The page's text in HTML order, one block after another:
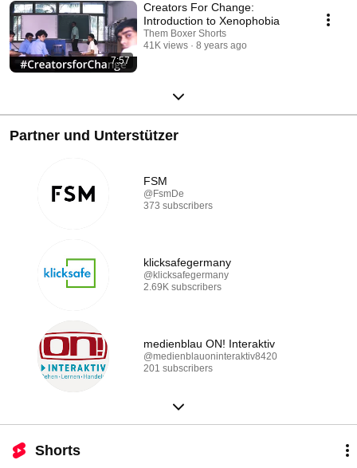
7:57
Creators For Change:
Introduction to Xenophobia
Them Boxer Shorts
41K views
8 years ago
Partner und Unterstützer
FSM
@FsmDe
373 subscribers
klicksafegermany
@klicksafegermany
2.69K subscribers
medienblau ON! Interaktiv
@medienblauoninteraktiv8420
201 subscribers
Shorts